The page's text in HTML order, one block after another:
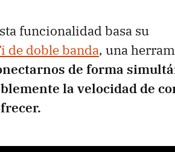
funcionalidad basa su
de doble banda, una
de forma
la velocidad de